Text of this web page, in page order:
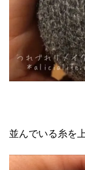
並んでいる糸を